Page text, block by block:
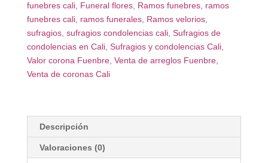
funebres cali, Funeral flores, Ramos funebres, ramos
funebres cali, ramos funerales, Ramos velorios,
sufragios, sufragios condolencias cali, Sufragios de
condolencias en Cali, Sufragios y condolencias Cali,
Valor corona Fuenbre, Venta de arreglos Fuenbre,
Venta de coronas Cali
Descripción
Valoraciones (0)